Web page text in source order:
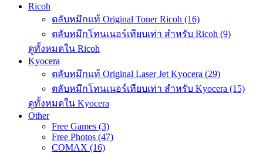
Ricoh
ตลับหมึกแท้ Original Toner Ricoh (16)
ตลับหมึกโทนเนอร์เทียบเท่า สำหรับ Ricoh (9)
ดูทั้งหมดใน Ricoh
Kyocera
ตลับหมึกแท้ Original Laser Jet Kyocera (29)
ตลับหมึกโทนเนอร์เทียบเท่า สำหรับ Kyocera (15)
ดูทั้งหมดใน Kyocera
Other
Free Games (3)
Free Photos (47)
COMAX (16)